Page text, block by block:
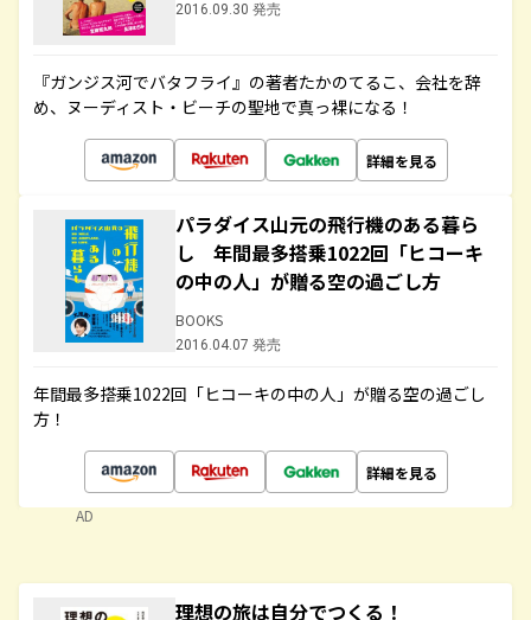
2016.09.30 発売
『ガンジス河でバタフライ』の著者たかのてるこ、会社を辞
め、ヌーディスト・ビーチの聖地で真っ裸になる！
詳細を見る
パラダイス山元の飛行機のある暮ら
し 年間最多搭乗1022回「ヒコーキ
の中の人」が贈る空の過ごし方
BOOKS
2016.04.07 発売
年間最多搭乗1022回「ヒコーキの中の人」が贈る空の過ごし
方！
詳細を見る
AD
理想の旅は自分でつくる！